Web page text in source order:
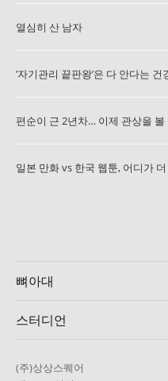
열심히 산 남자
’자기관리 끝판왕’은 다 안다는 건
편순이 근 2년차… 이제 관상을 볼
일본 만화 vs 한국 웹툰, 어디가
뼈아대
스터디언
(주)상상스퀘어